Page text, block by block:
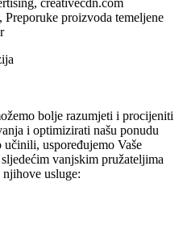
proizvoda temeljene
bolje razumjeti i procijeniti
i optimizirati našu ponudu
uspoređujemo Vaše
vanjskim pružateljima
usluge: